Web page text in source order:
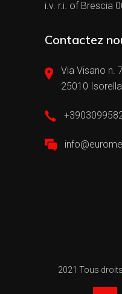
i.v. r.i. of Brescia
Contactez
Via Visano n.
25010
2021 Tous